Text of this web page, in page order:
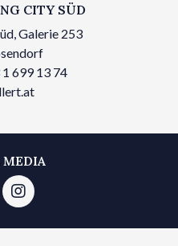
CITY SÜD
Galerie 253
699 13 74
MEDIA